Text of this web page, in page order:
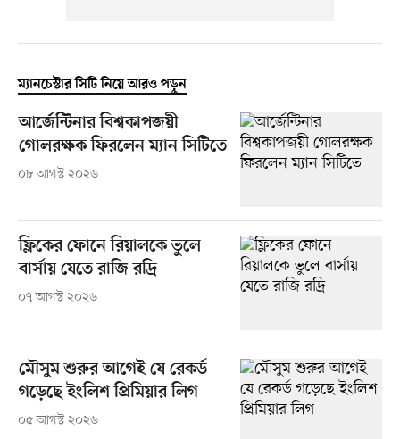
ম্যানচেস্টার সিটি নিয়ে আরও পড়ুন
আর্জেন্টিনার বিশ্বকাপজয়ী
গোলরক্ষক ফিরলেন ম্যান সিটিতে
০৮ আগস্ট ২০২৬
ফ্লিকের ফোনে রিয়ালকে ভুলে
বার্সায় যেতে রাজি রদ্রি
০৭ আগস্ট ২০২৬
মৌসুম শুরুর আগেই যে রেকর্ড
গড়েছে ইংলিশ প্রিমিয়ার লিগ
০৫ আগস্ট ২০২৬